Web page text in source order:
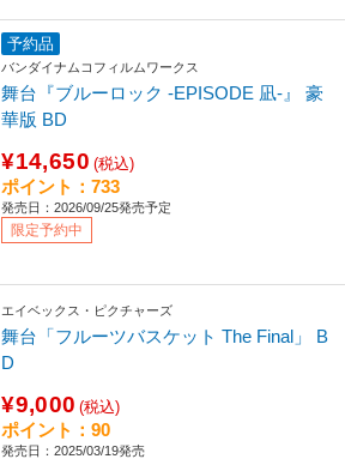
予約品
バンダイナムコフィルムワークス
舞台『ブルーロック -EPISODE 凪-』 豪
華版 BD
¥14,650 (税込)
ポイント：733
発売日：2026/09/25発売予定
限定予約中
エイベックス・ピクチャーズ
舞台「フルーツバスケット The Final」 B
D
¥9,000 (税込)
ポイント：90
発売日：2025/03/19発売